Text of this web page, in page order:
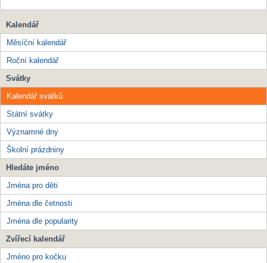
Kalendář
Měsíční kalendář
Roční kalendář
Svátky
Kalendář svátků
Státní svátky
Významné dny
Školní prázdniny
Hledáte jméno
Jména pro děti
Jména dle četnosti
Jména dle popularity
Zvířecí kalendář
Jméno pro kočku